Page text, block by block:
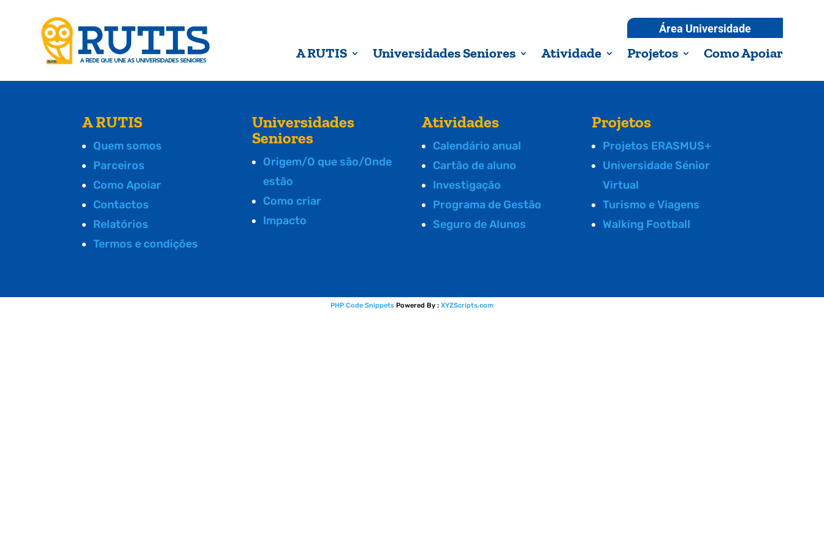
Área Universidade
A RUTIS Universidades Seniores Atividade Projetos Como Apoiar
A RUTIS
Quem somos
Parceiros
Como Apoiar
Contactos
Relatórios
Termos e condições
Universidades
Seniores
Origem/O que são/Onde
estão
Como criar
Impacto
Atividades
Calendário anual
Cartão de aluno
Investigação
Programa de Gestão
Seguro de Alunos
Projetos
Projetos ERASMUS+
Universidade Sénior
Virtual
Turismo e Viagens
Walking Football
PHP Code Snippets Powered By : XYZScripts.com